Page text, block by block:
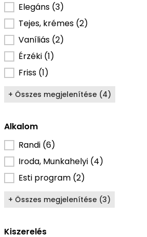
Illat fajtája szűrő
Elegáns (3)
Tejes, krémes (2)
Vaníliás (2)
Érzéki (1)
Friss (1)
+ Összes megjelenítése (4)
Alkalom
Alkalom szűrő
Randi (6)
Iroda, Munkahelyi (4)
Esti program (2)
+ Összes megjelenítése (3)
Kiszerelés